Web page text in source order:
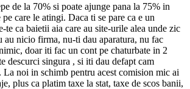
de la 70% si poate ajunge pana la 75% in
care le atingi. Daca ti se pare ca e un
te ca baietii aia care au site-urile alea unde zic
au nicio firma, nu-ti dau aparatura, nu fac
doar iti fac un cont pe chaturbate in 2
descurci singura , si iti dau defapt cam
La noi in schimb pentru acest comision mic ai
plus ca platim taxe la stat, taxe de scos banii,